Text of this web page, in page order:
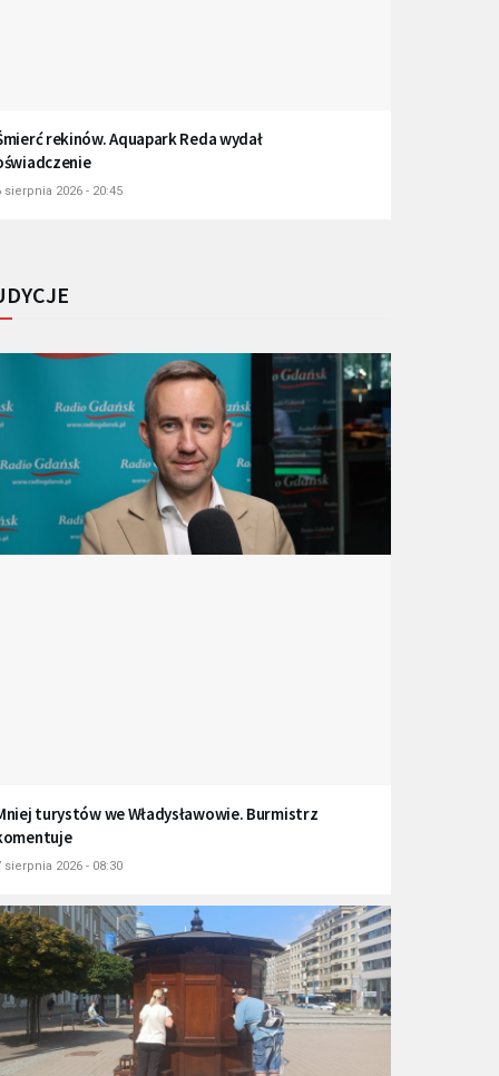
rekinów. Aquapark Reda wydał
sierpnia 2026 - 20:45
turystów we Władysławowie. Burmistrz
sierpnia 2026 - 08:30